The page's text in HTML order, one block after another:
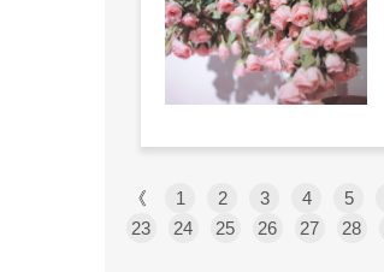
《 1 2 3 4 5
23
24 25 26 27 28